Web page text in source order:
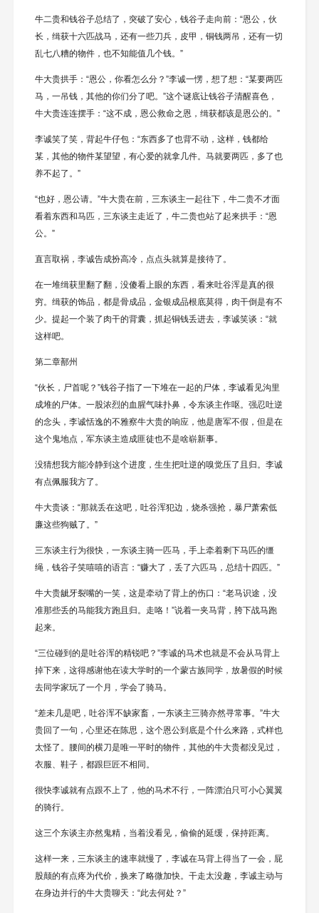
牛二贵和钱谷子总结了，突破了安心，钱谷子走向前：“恩公，伙
长，缉获十六匹战马，还有一些刀兵，皮甲，铜钱两吊，还有一切
乱七八糟的物件，也不知能值几个钱。”
牛大贵拱手：“恩公，你看怎么分？”李诚一愣，想了想：“某要两匹
马，一吊钱，其他的你们分了吧。”这个谜底让钱谷子清醒喜色，
牛大贵连连摆手：“这不成，恩公救命之恩，缉获都该是恩公的。”
李诚笑了笑，背起牛仔包：“东西多了也背不动，这样，钱都给
某，其他的物件某望望，有心爱的就拿几件。马就要两匹，多了也
养不起了。”
“也好，恩公请。”牛大贵在前，三东谈主一起往下，牛二贵不才面
看着东西和马匹，三东谈主走近了，牛二贵也站了起来拱手：“恩
公。”
直言取祸，李诚告成扮高冷，点点头就算是接待了。
在一堆缉获里翻了翻，没傻看上眼的东西，看来吐谷浑是真的很
穷。缉获的饰品，都是骨成品，金银成品根底莫得，肉干倒是有不
少。提起一个装了肉干的背囊，抓起铜钱丢进去，李诚笑谈：“就
这样吧。
第二章鄯州
“伙长，尸首呢？”钱谷子指了一下堆在一起的尸体，李诚看见沟里
成堆的尸体。一股浓烈的血腥气味扑鼻，令东谈主作呕。强忍吐逆
的念头，李诚恬逸的不雅察牛大贵的响应，他是唐军不假，但是在
这个鬼地点，军东谈主造成匪徒也不是啥崭新事。
没猜想我方能冷静到这个进度，生生把吐逆的嗅觉压了且归。李诚
有点佩服我方了。
牛大贵谈：“那就丢在这吧，吐谷浑犯边，烧杀强抢，暴尸萧索低
廉这些狗贼了。”
三东谈主行为很快，一东谈主骑一匹马，手上牵着剩下马匹的缰
绳，钱谷子笑嘻嘻的语言：“赚大了，丢了六匹马，总结十四匹。”
牛大贵龇牙裂嘴的一笑，这是牵动了背上的伤口：“老马识途，没
准那些丢的马能我方跑且归。走咯！”说着一夹马背，胯下战马跑
起来。
“三位碰到的是吐谷浑的精锐吧？”李诚的马术也就是不会从马背上
掉下来，这得感谢他在读大学时的一个蒙古族同学，放暑假的时候
去同学家玩了一个月，学会了骑马。
“差未几是吧，吐谷浑不缺家畜，一东谈主三骑亦然寻常事。”牛大
贵回了一句，心里还在陈思，这个恩公到底是个什么来路，式样也
太怪了。腰间的横刀是唯一平时的物件，其他的牛大贵都没见过，
衣服、鞋子，都跟巨匠不相同。
很快李诚就有点跟不上了，他的马术不行，一阵漂泊只可小心翼翼
的骑行。
这三个东谈主亦然鬼精，当着没看见，偷偷的延缓，保持距离。
这样一来，三东谈主的速率就慢了，李诚在马背上得当了一会，屁
股颠的有点疼为代价，换来了略微加快。干走太没趣，李诚主动与
在身边并行的牛大贵聊天：“此去何处？”